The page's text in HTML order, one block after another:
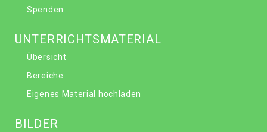
Spenden
UNTERRICHTSMATERIAL
Übersicht
Bereiche
Eigenes Material hochladen
BILDER